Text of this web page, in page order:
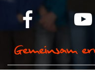
© Camp Stahl e.V. 2026